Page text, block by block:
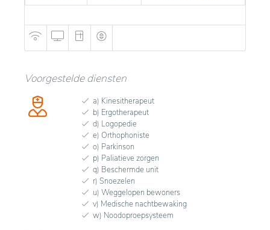
behouden blijft.
Voorgestelde diensten
a) Kinesitherapeut
b) Ergotherapeut
d) Logopedie
e) Orthophoniste
o) Parkinson
p) Paliatieve zorgen
q) Beschermde unit
r) Snoezelen
u) Weggelopen bewoners
v) Medische nachtbewaking
w) Noodoproepsysteem